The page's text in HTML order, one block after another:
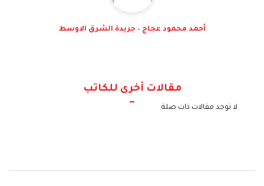
أحمد محمود عجاج – جريدة الشرق الاوسط
مقالات أخرى للكاتب
لا توجد مقالات ذات صلة